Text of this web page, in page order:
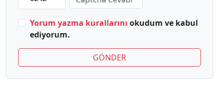
Yorum yazma kurallarını okudum ve kabul
ediyorum.
GÖNDER